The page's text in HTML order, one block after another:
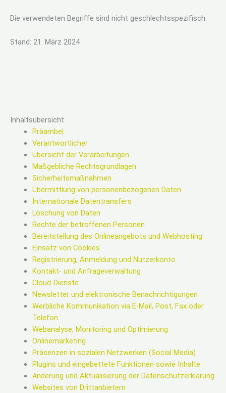
Die verwendeten Begriffe sind nicht geschlechtsspezifisch.
Stand: 21. März 2024
Inhaltsübersicht
Präambel
Verantwortlicher
Übersicht der Verarbeitungen
Maßgebliche Rechtsgrundlagen
Sicherheitsmaßnahmen
Übermittlung von personenbezogenen Daten
Internationale Datentransfers
Löschung von Daten
Rechte der betroffenen Personen
Bereitstellung des Onlineangebots und Webhosting
Einsatz von Cookies
Registrierung, Anmeldung und Nutzerkonto
Kontakt- und Anfrageverwaltung
Cloud-Dienste
Newsletter und elektronische Benachrichtigungen
Werbliche Kommunikation via E-Mail, Post, Fax oder
Telefon
Webanalyse, Monitoring und Optimierung
Onlinemarketing
Präsenzen in sozialen Netzwerken (Social Media)
Plugins und eingebettete Funktionen sowie Inhalte
Änderung und Aktualisierung der Datenschutzerklärung
Websites von Drittanbietern